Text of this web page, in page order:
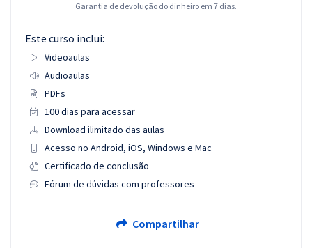
Garantia de devolução do dinheiro em 7 dias.
Este curso inclui:
Videoaulas
Audioaulas
PDFs
100 dias para acessar
Download ilimitado das aulas
Acesso no Android, iOS, Windows e Mac
Certificado de conclusão
Fórum de dúvidas com professores
Compartilhar